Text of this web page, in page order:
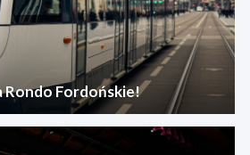
Rondo Fordońskie!